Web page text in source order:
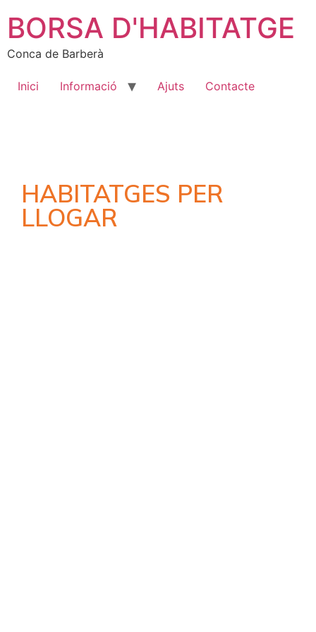
BORSA D'HABITATGE
Conca de Barberà
Inici Informació Ajuts Contacte
HABITATGES PER
LLOGAR